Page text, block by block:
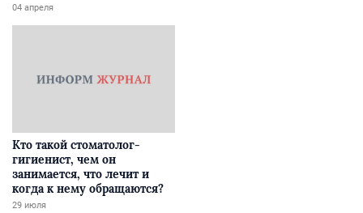
04 апреля
Кто такой стоматолог-
гигиенист, чем он
занимается, что лечит и
когда к нему обращаются?
29 июля